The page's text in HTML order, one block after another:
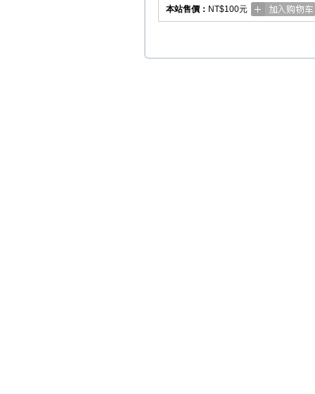
本站售價： NT$100元